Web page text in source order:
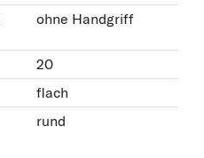
ohne Handgriff
20
flach
rund